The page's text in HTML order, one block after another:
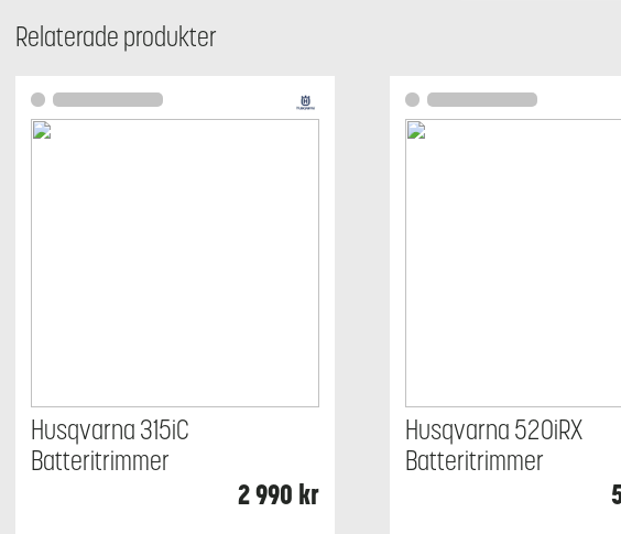
Relaterade produkter
Husqvarna 315iC
Batteritrimmer
2 990 kr
Husqvarna 520iRX
Batteritrimmer